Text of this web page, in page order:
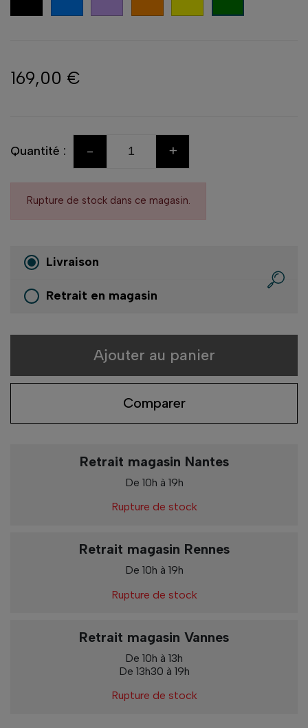
169,00 €
Quantité : - +
Rupture de stock dans ce magasin.
Livraison
Retrait en magasin
Ajouter au panier
Comparer
Retrait magasin Nantes
De 10h à 19h
Rupture de stock
Retrait magasin Rennes
De 10h à 19h
Rupture de stock
Retrait magasin Vannes
De 10h à 13h
De 13h30 à 19h
Rupture de stock